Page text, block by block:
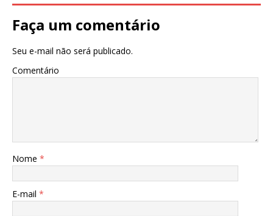
Faça um comentário
Seu e-mail não será publicado.
Comentário
Nome *
E-mail *